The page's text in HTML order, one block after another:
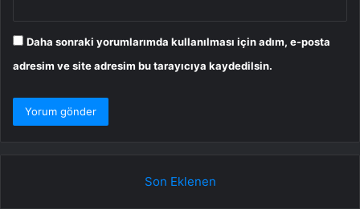
Daha sonraki yorumlarımda kullanılması için adım, e-posta
adresim ve site adresim bu tarayıcıya kaydedilsin.
Son Eklenen